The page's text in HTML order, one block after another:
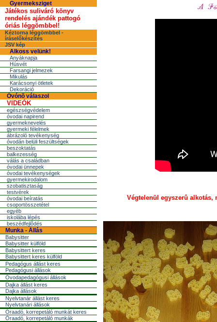
Gyermeksziget
Játékos suliváró könyv
rendelés ajándék pattogó
óriás léggömbbel!
Kéztorna léggömbbel -
íráselőkészítés
JSV kép
Alkoss velünk!
Anyáknapja
Húsvét
Farsangi jelmezek
Mikulás
Karácsonyi ötletek
Dekoráció
Óvónõ válaszol
VIDEÓK
egészségvédelem
óvodai napirend
gyermeknevelés
gyermeki félelmek
ábrázoló tevékenység
óvodán belüli feszültségek
beszoktatás
balkezesség
válás a családban
óvodai ünnepek
óvodai tevékenységek
gyermekirodalom
szobatisztaság
testvérek
óvodai beíratás
csoportösszetétel
egyéb
iskolába lépés
beszédfejlõdés
Munka - Állás
Babysitter
Babysitter külföld
Babysittert keres
Babysittert keres külföld
Pedagógus állást keres
Pedagógusi állások
Óvodapedagógusi állások
Dajka állást keres
Dajka állások
Nyelvtanár állást keres
Nyelvtanári állások
Óraadó, korrepetáló munkát keres
Óraadó, korrepetáló munkák
Végtelenül egyszerû alkotás,